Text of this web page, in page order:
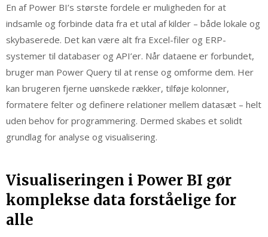
En af Power BI’s største fordele er muligheden for at
indsamle og forbinde data fra et utal af kilder – både lokale og
skybaserede. Det kan være alt fra Excel-filer og ERP-
systemer til databaser og API’er. Når dataene er forbundet,
bruger man Power Query til at rense og omforme dem. Her
kan brugeren fjerne uønskede rækker, tilføje kolonner,
formatere felter og definere relationer mellem datasæt – helt
uden behov for programmering. Dermed skabes et solidt
grundlag for analyse og visualisering.
Visualiseringen i Power BI gør
komplekse data forståelige for
alle